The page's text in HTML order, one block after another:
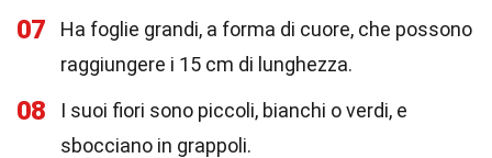
07
Ha foglie grandi, a forma di cuore, che possono
raggiungere i 15 cm di lunghezza.
08
I suoi fiori sono piccoli, bianchi o verdi, e
sbocciano in grappoli.